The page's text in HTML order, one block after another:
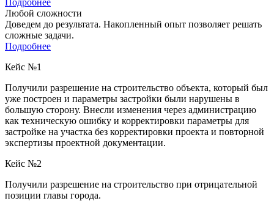
Подробнее
Любой сложности
Доведем до результата. Накопленный опыт позволяет решать
сложные задачи.
Подробнее
Кейс №1
Получили разрешение на строительство объекта, который был
уже построен и параметры застройки были нарушены в
большую сторону. Внесли изменения через администрацию
как техническую ошибку и корректировки параметры для
застройке на участка без корректировки проекта и повторной
экспертизы проектной документации.
Кейс №2
Получили разрешение на строительство при отрицательной
позиции главы города.